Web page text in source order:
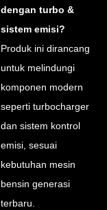
dengan turbo &
sistem emisi?
Produk ini dirancang
untuk melindungi
komponen modern
seperti turbocharger
dan sistem kontrol
emisi, sesuai
kebutuhan mesin
bensin generasi
terbaru.